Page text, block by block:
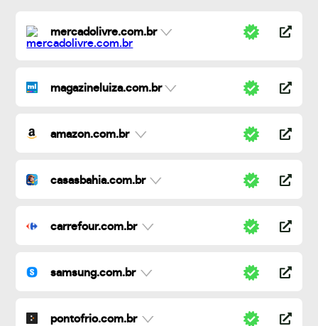
mercadolivre.com.br
magazineluiza.com.br
amazon.com.br
casasbahia.com.br
carrefour.com.br
samsung.com.br
pontofrio.com.br